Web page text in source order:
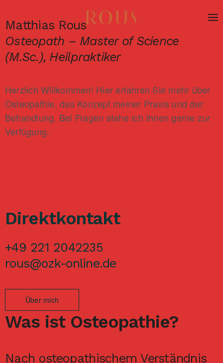
Matthias Rous
Osteopath – Master of Science
(M.Sc.), Heilpraktiker
Herzlich Willkommen! Hier erfahren Sie mehr über
Osteopathie, das Konzept meiner Praxis und der
Behandlung. Bei Fragen stehe ich Ihnen gerne zur
Verfügung.
Direktkontakt
+49 221 2042235
rous@ozk-online.de
Über mich
Was ist Osteopathie?
Nach osteopathischem Verständnis